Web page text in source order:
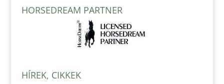
HORSEDREAM PARTNER
HÍREK, CIKKEK